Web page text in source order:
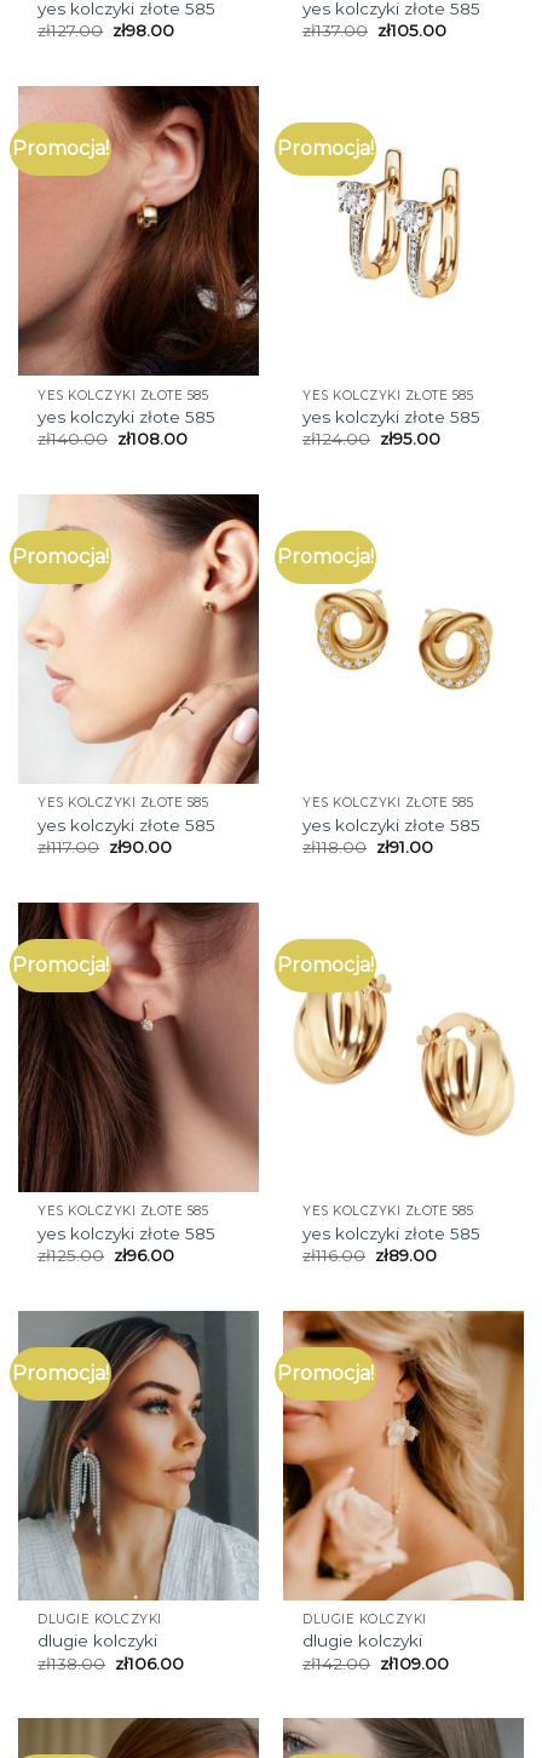
yes kolczyki złote 585
zł127.00 zł98.00
yes kolczyki złote 585
zł137.00 zł105.00
Promocja!
YES KOLCZYKI ZŁOTE 585
yes kolczyki złote 585
zł140.00 zł108.00
Promocja!
YES KOLCZYKI ZŁOTE 585
yes kolczyki złote 585
zł124.00 zł95.00
Promocja!
YES KOLCZYKI ZŁOTE 585
yes kolczyki złote 585
zł117.00 zł90.00
Promocja!
YES KOLCZYKI ZŁOTE 585
yes kolczyki złote 585
zł118.00 zł91.00
Promocja!
YES KOLCZYKI ZŁOTE 585
yes kolczyki złote 585
zł125.00 zł96.00
Promocja!
YES KOLCZYKI ZŁOTE 585
yes kolczyki złote 585
zł116.00 zł89.00
Promocja!
DLUGIE KOLCZYKI
dlugie kolczyki
zł138.00 zł106.00
Promocja!
DLUGIE KOLCZYKI
dlugie kolczyki
zł142.00 zł109.00